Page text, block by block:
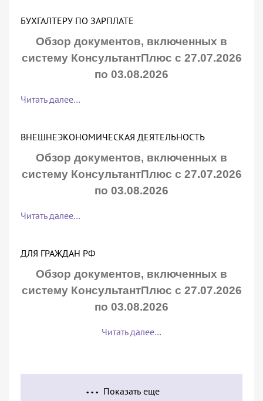
БУХГАЛТЕРУ ПО ЗАРПЛАТЕ
Обзор документов, включенных в
систему КонсультантПлюс с 27.07.2026
по 03.08.2026
Читать далее…
ВНЕШНЕЭКОНОМИЧЕСКАЯ ДЕЯТЕЛЬНОСТЬ
Обзор документов, включенных в
систему КонсультантПлюс с 27.07.2026
по 03.08.2026
Читать далее…
ДЛЯ ГРАЖДАН РФ
Обзор документов, включенных в
систему КонсультантПлюс с 27.07.2026
по 03.08.2026
Читать далее…
Показать еще